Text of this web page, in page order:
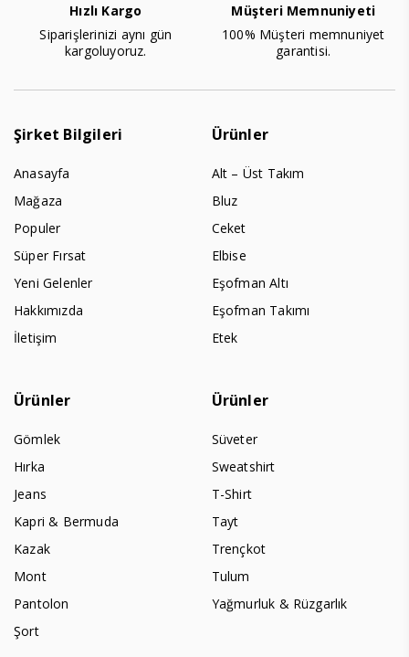
Hızlı Kargo
Siparişlerinizi aynı gün
kargoluyoruz.
Müşteri Memnuniyeti
100% Müşteri memnuniyet
garantisi.
Şirket Bilgileri
Anasayfa
Mağaza
Populer
Süper Fırsat
Yeni Gelenler
Hakkımızda
İletişim
Ürünler
Alt – Üst Takım
Bluz
Ceket
Elbise
Eşofman Altı
Eşofman Takımı
Etek
Ürünler
Gömlek
Hırka
Jeans
Kapri & Bermuda
Kazak
Mont
Pantolon
Şort
Ürünler
Süveter
Sweatshirt
T-Shirt
Tayt
Trençkot
Tulum
Yağmurluk & Rüzgarlık